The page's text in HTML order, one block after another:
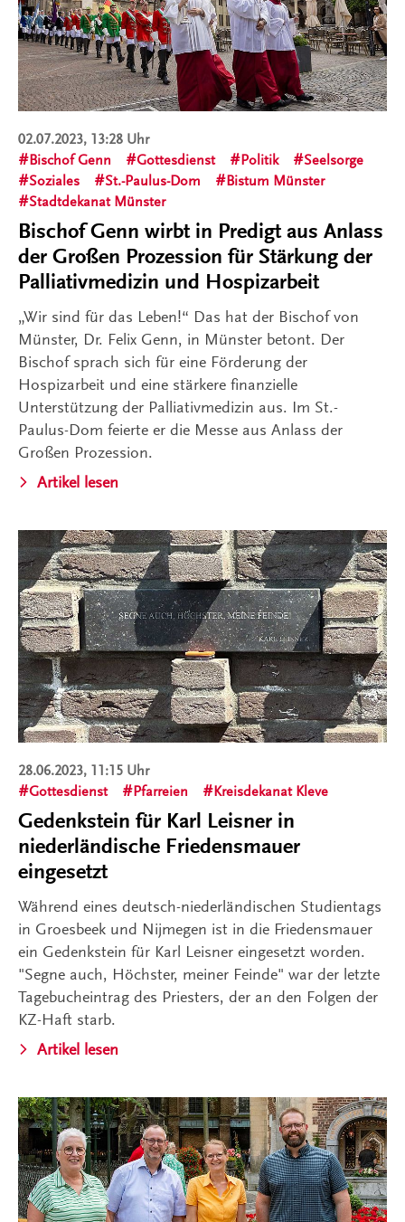
02.07.2023, 13:28 Uhr
Bischof Genn
Gottesdienst Politik
Seelsorge
Soziales
St.-Paulus-Dom
Bistum Münster
Stadtdekanat Münster
Bischof Genn wirbt in Predigt aus Anlass
der Großen Prozession für Stärkung der
Palliativmedizin und Hospizarbeit
„Wir sind für das Leben!“ Das hat der Bischof von
Münster, Dr. Felix Genn, in Münster betont. Der
Bischof sprach sich für eine Förderung der
Hospizarbeit und eine stärkere finanzielle
Unterstützung der Palliativmedizin aus. Im St.-
Paulus-Dom feierte er die Messe aus Anlass der
Großen Prozession.
Artikel lesen
28.06.2023, 11:15 Uhr
Gottesdienst
Pfarreien Kreisdekanat Kleve
Gedenkstein für Karl Leisner in
niederländische Friedensmauer
eingesetzt
Während eines deutsch-niederländischen Studientags
in Groesbeek und Nijmegen ist in die Friedensmauer
ein Gedenkstein für Karl Leisner eingesetzt worden.
"Segne auch, Höchster, meiner Feinde" war der letzte
Tagebucheintrag des Priesters, der an den Folgen der
KZ-Haft starb.
Artikel lesen